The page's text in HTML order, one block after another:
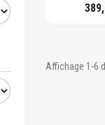
Affichage 1-6